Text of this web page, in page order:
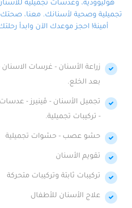
هوليوودية، وعدسات تجميلية
تجميلية وصحية لأسنانك. معنا،
أمينة! احجز موعدك الآن وابدأ
زراعة الأسنان - غرسات الاسنان
بعد الخلع.
تجميل الأسنان - ڤينيرز -
- تركيبات تجميلية.
حشو عصب - حشوات تجميلية
تقويم الأسنان
تركيبات ثابتة وتركيبات متحركة
علاج الأسنان للأطفال